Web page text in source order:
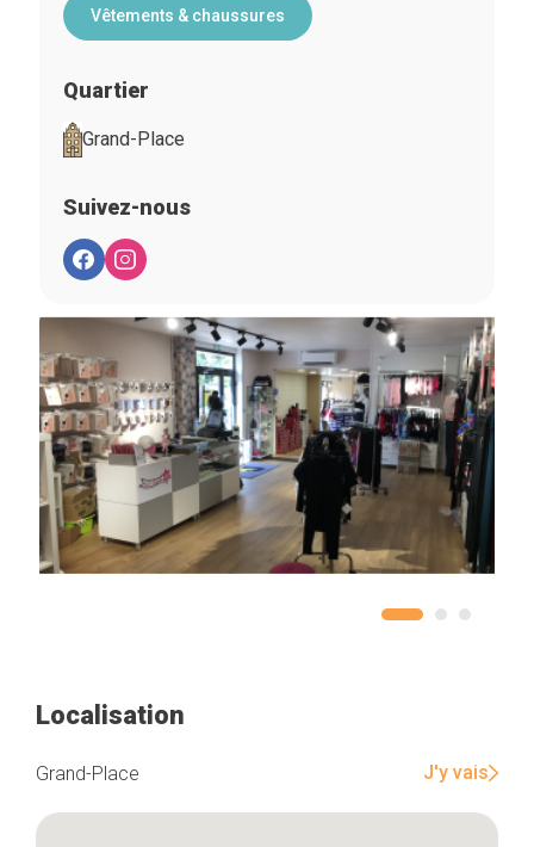
Vêtements & chaussures
Quartier
Grand-Place
Suivez-nous
Localisation
Grand-Place J'y vais